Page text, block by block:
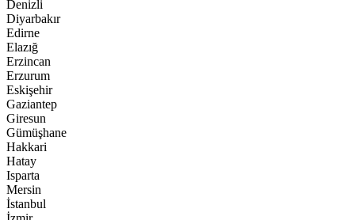
Denizli
Diyarbakır
Edirne
Elazığ
Erzincan
Erzurum
Eskişehir
Gaziantep
Giresun
Gümüşhane
Hakkari
Hatay
Isparta
Mersin
İstanbul